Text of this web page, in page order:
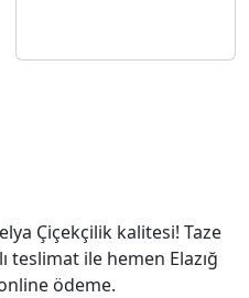
Çiçekçilik kalitesi! Taze
teslimat ile hemen Elazığ
ödeme.